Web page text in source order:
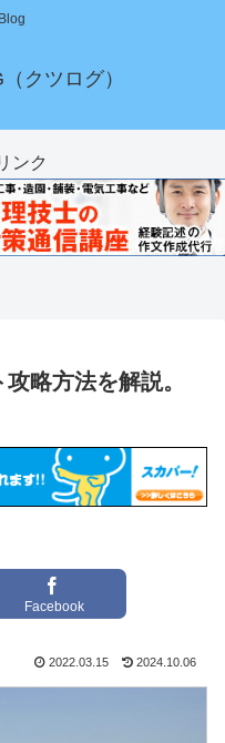
クツログ）
ンク
略方法を解説。
Facebook
2022.03.15 2024.10.06